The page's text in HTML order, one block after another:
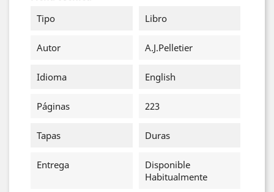
Tipo
Libro
Autor A.J.Pelletier
Idioma English
Páginas 223
Tapas Duras
Entrega
Disponible
Habitualmente